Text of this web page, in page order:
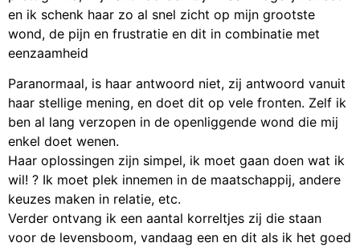
en ik schenk haar zo al snel zicht op mijn grootste
wond, de pijn en frustratie en dit in combinatie met
eenzaamheid
Paranormaal, is haar antwoord niet, zij antwoord vanuit
haar stellige mening, en doet dit op vele fronten. Zelf ik
ben al lang verzopen in de openliggende wond die mij
enkel doet wenen.
Haar oplossingen zijn simpel, ik moet gaan doen wat ik
wil! ? Ik moet plek innemen in de maatschappij, andere
keuzes maken in relatie, etc.
Verder ontvang ik een aantal korreltjes zij die staan
voor de levensboom, vandaag een en dit als ik het goed